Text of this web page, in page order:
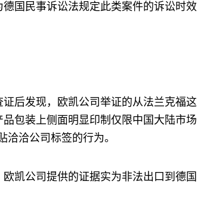
国民事诉讼法规定此类案件的诉讼时效
后发现，欧凯公司举证的从法兰克福这
包装上侧面明显印制仅限中国大陆市场
洽公司标签的行为。
凯公司提供的证据实为非法出口到德国